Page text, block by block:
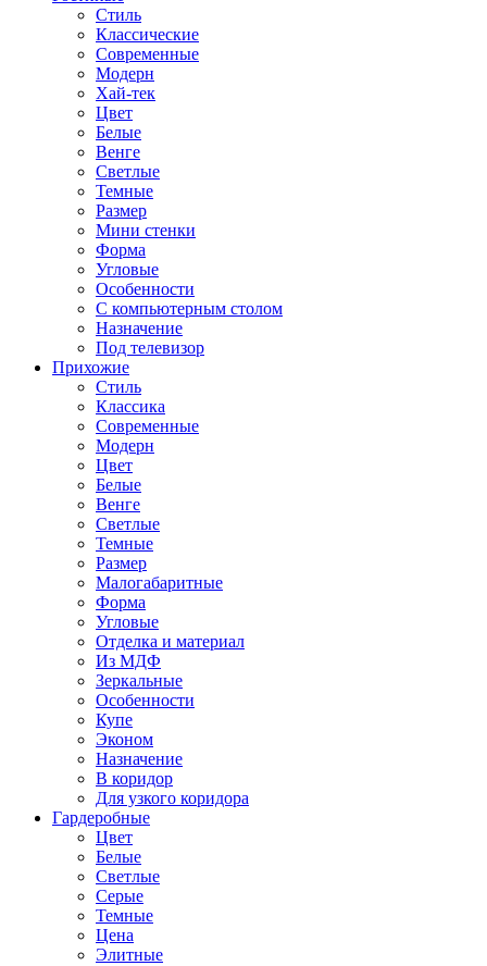
Стиль
Классические
Современные
Модерн
Хай-тек
Цвет
Белые
Венге
Светлые
Темные
Размер
Мини стенки
Форма
Угловые
Особенности
С компьютерным столом
Назначение
Под телевизор
Прихожие
Стиль
Классика
Современные
Модерн
Цвет
Белые
Венге
Светлые
Темные
Размер
Малогабаритные
Форма
Угловые
Отделка и материал
Из МДФ
Зеркальные
Особенности
Купе
Эконом
Назначение
В коридор
Для узкого коридора
Гардеробные
Цвет
Белые
Светлые
Серые
Темные
Цена
Элитные